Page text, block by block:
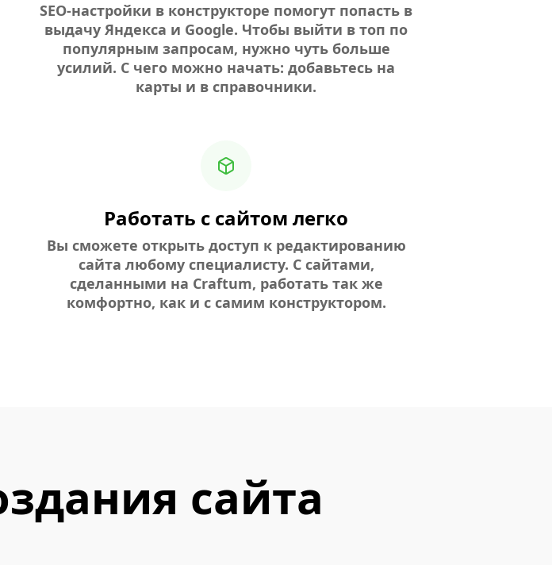
SEO-настройки в конструкторе помогут попасть в
выдачу Яндекса и Google. Чтобы выйти в топ по
популярным запросам, нужно чуть больше
усилий. С чего можно начать: добавьтесь на
карты и в справочники.
Работать с сайтом легко
Вы сможете открыть доступ к редактированию
сайта любому специалисту. С сайтами,
сделанными на Craftum, работать так же
комфортно, как и с самим конструктором.
сайта